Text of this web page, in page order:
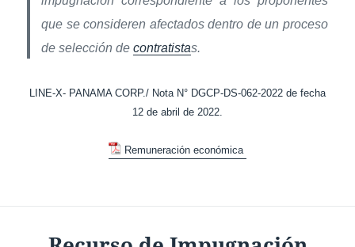
que se consideren afectados dentro de un proceso
de selección decontratistas.
LINE-X- PANAMA CORP./ Nota N° DGCP-DS-062-2022 de fecha
12 de abril de 2022.
Remuneración económica